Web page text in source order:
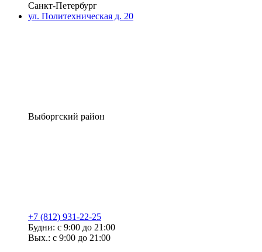
Санкт-Петербург
ул. Политехническая д. 20
Выборгский район
+7 (812) 931-22-25
Будни: с 9:00 до 21:00
Вых.: с 9:00 до 21:00